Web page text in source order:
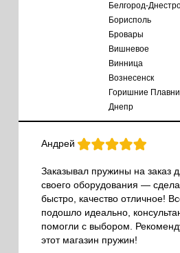
Белгород-
Борисполь
Бровары
Вишневое
Винница
Вознесенск
Горишние Плавни
Днепр
Андрей
Заказывал пружины на заказ
своего оборудования —
быстро, качество отличное!
подошло идеально,
помогли с выбором.
этот магазин пружин!